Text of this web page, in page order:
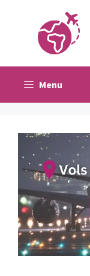
contenu
Menu